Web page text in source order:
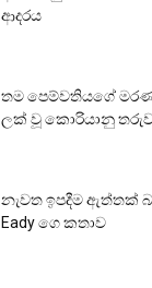
ආදරය
තම පෙම්වතියගේ
ලක් වූ කොරියානු
නැවත ඉපදීම ඇත්තක්
Eady ගෙ කතාව